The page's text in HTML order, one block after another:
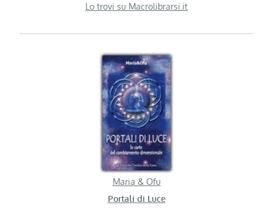
Lo trovi su Macrolibrarsi.it
Maria & Ofu
Portali di Luce